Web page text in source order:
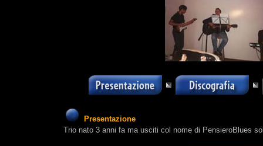
Presentazione
Trio nato 3 anni fa ma usciti col nome di PensieroBlues